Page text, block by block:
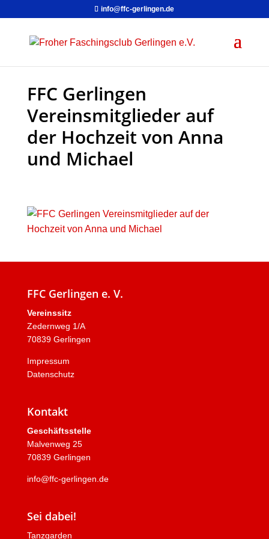
info@ffc-gerlingen.de
FFC Gerlingen
Vereinsmitglieder auf
der Hochzeit von Anna
und Michael
FFC Gerlingen e. V.
Vereinssitz
Zedernweg 1/A
70839 Gerlingen
Impressum
Datenschutz
Kontakt
Geschäftsstelle
Malvenweg 25
70839 Gerlingen
info@ffc-gerlingen.de
Sei dabei!
Tanzgarden